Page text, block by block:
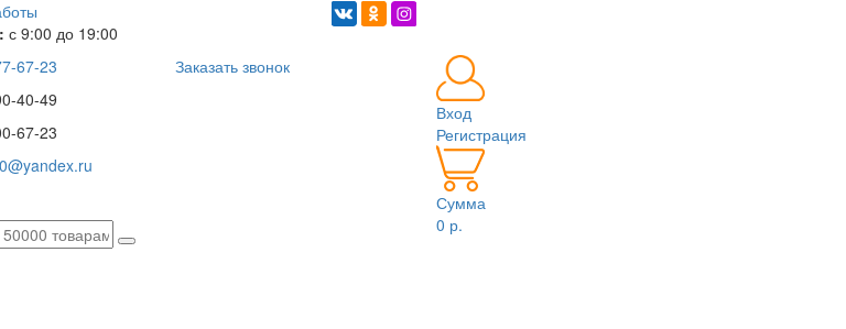
с 9:00 до 19:00
67-23
40-49
67-23
Заказать звонок
Вход
Регистрация
Сумма
0 р.